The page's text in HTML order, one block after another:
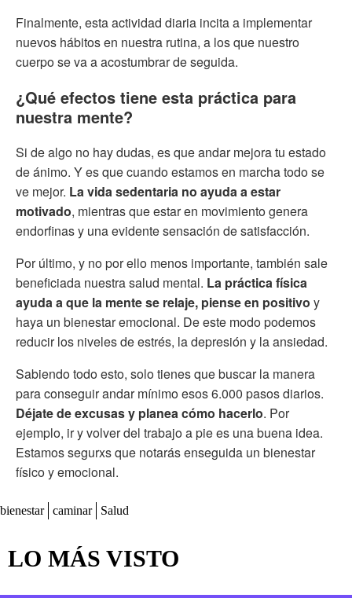
Finalmente, esta actividad diaria incita a implementar
nuevos hábitos en nuestra rutina, a los que nuestro
cuerpo se va a acostumbrar de seguida.
¿Qué efectos tiene esta práctica para
nuestra mente?
Si de algo no hay dudas, es que andar mejora tu estado
de ánimo. Y es que cuando estamos en marcha todo se
ve mejor. La vida sedentaria no ayuda a estar
motivado, mientras que estar en movimiento genera
endorfinas y una evidente sensación de satisfacción.
Por último, y no por ello menos importante, también sale
beneficiada nuestra salud mental. La práctica física
ayuda a que la mente se relaje, piense en positivo y
haya un bienestar emocional. De este modo podemos
reducir los niveles de estrés, la depresión y la ansiedad.
Sabiendo todo esto, solo tienes que buscar la manera
para conseguir andar mínimo esos 6.000 pasos diarios.
Déjate de excusas y planea cómo hacerlo. Por
ejemplo, ir y volver del trabajo a pie es una buena idea.
Estamos segurxs que notarás enseguida un bienestar
físico y emocional.
bienestar caminar Salud
LO MÁS VISTO